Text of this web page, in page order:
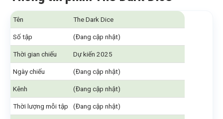
Tên The Dark Dice
Số tập (Đang cập nhật)
Thời gian chiếu Dự kiến 2025
Ngày chiếu (Đang cập nhật)
Kênh (Đang cập nhật)
Thời lượng mỗi tập (Đang cập nhật)